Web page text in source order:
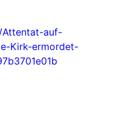
Attentat-auf-
Kirk-ermordet-